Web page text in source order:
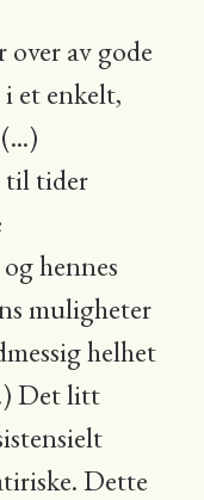
av gode
et enkelt,
til tider
hennes
muligheter
helhet
Det litt
Dette